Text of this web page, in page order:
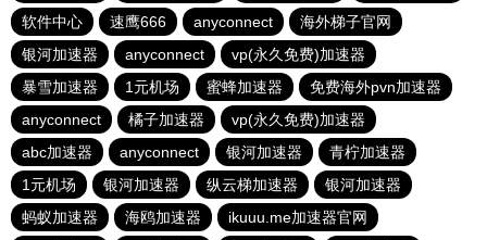
软件中心
速鹰666 anyconnect
海外梯子官网
银河加速器
anyconnect
vp(永久免费)加速器
暴雪加速器
1元机场 蜜蜂加速器
免费海外pvn加速器
anyconnect
橘子加速器
vp(永久免费)加速器
abc加速器
anyconnect 银河加速器
青柠加速器
1元机场
银河加速器 纵云梯加速器
银河加速器
蚂蚁加速器
海鸥加速器
ikuuu.me加速器官网